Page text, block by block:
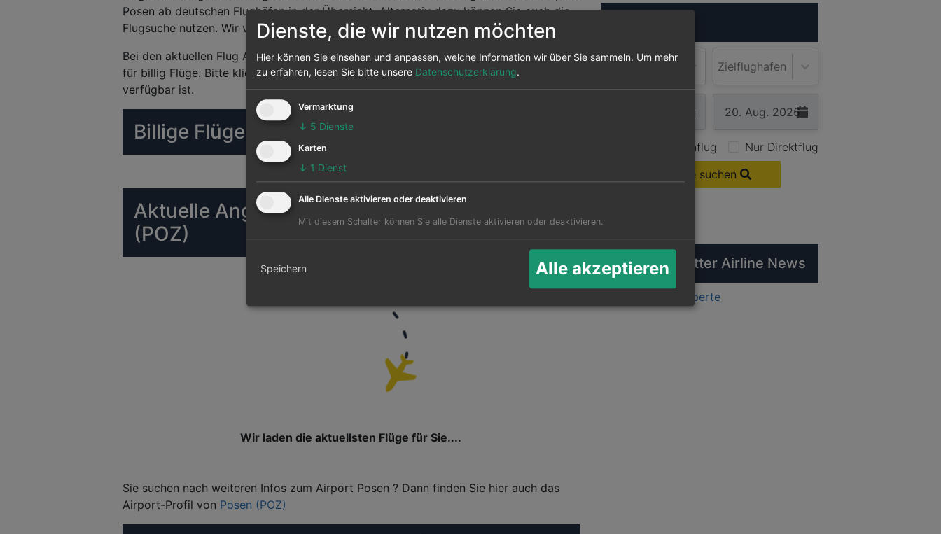
Posen ab deutschen Flughäfen in der Übersicht. Alternativ dazu können Sie auch die
Flugsuche nutzen. Wir vergleichen die Flugpreise von über 700 Airlines.
Bei den aktuellen Flug Angeboten handelt es sich um Daten aus unserem Preisarchiv
für billig Flüge. Bitte klicken Sie nochmals auf prüfen um sehen, ob der Flug noch
verfügbar ist.
Billige Flüge (Matrix) nach Posen (POZ)
Aktuelle Angebote für Flüge nach Posen
(POZ)
Wir laden die aktuellsten Flüge für Sie....
Sie suchen nach weiteren Infos zum Airport Posen ? Dann finden Sie hier auch das
Airport-Profil von Posen (POZ)
Zielflughafen
Nur Hinflug
Nur Direktflug
Flüge suchen
Aktuelle Twitter Airline News
Tweets by flugexperte
Dienste, die wir nutzen möchten
Hier können Sie einsehen und anpassen, welche Information wir über Sie sammeln. Um mehr
zu erfahren, lesen Sie bitte unsere Datenschutzerklärung.
Vermarktung
↓ 5 Dienste
Karten
↓ 1 Dienst
Alle Dienste aktivieren oder deaktivieren
Mit diesem Schalter können Sie alle Dienste aktivieren oder deaktivieren.
Speichern Alle akzeptieren